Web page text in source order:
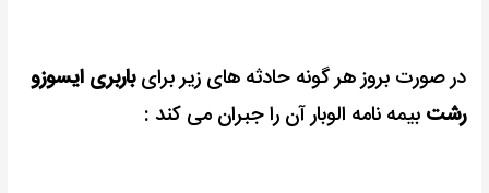
در صورت بروز هر گونه حادثه های زیر برایباربری ایسوزو
رشت بیمه نامه الوبار آن را جبران می کند :